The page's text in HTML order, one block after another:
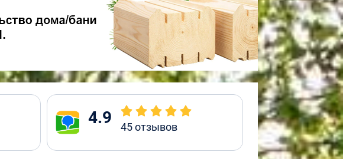
4.9 45отзывов